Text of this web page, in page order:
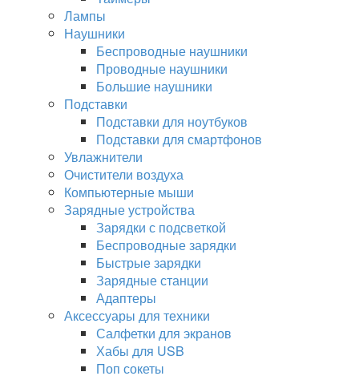
Лампы
Наушники
Беспроводные наушники
Проводные наушники
Большие наушники
Подставки
Подставки для ноутбуков
Подставки для смартфонов
Увлажнители
Очистители воздуха
Компьютерные мыши
Зарядные устройства
Зарядки с подсветкой
Беспроводные зарядки
Быстрые зарядки
Зарядные станции
Адаптеры
Аксессуары для техники
Салфетки для экранов
Хабы для USB
Поп сокеты